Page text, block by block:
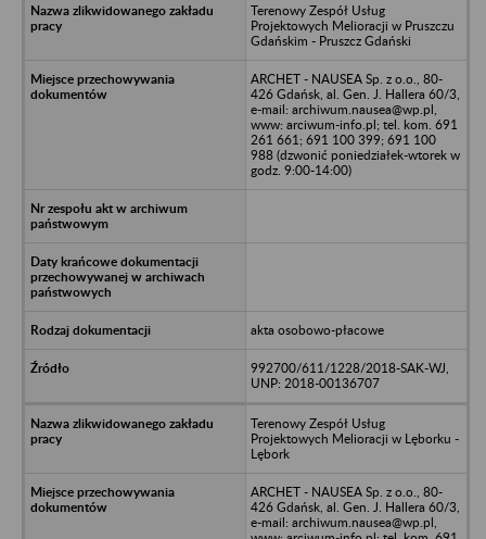
Terenowy Zespół Usług
Projektowych Melioracji w Pruszczu
Gdańskim - Pruszcz Gdański
ARCHET - NAUSEA Sp. z o.o., 80-
426 Gdańsk, al. Gen. J. Hallera 60/3,
e-mail: archiwum.nausea@wp.pl,
www: arciwum-info.pl; tel. kom. 691
261 661; 691 100 399; 691 100
988 (dzwonić poniedziałek-wtorek w
godz. 9:00-14:00)
akta osobowo-płacowe
992700/611/1228/2018-SAK-WJ,
UNP: 2018-00136707
Terenowy Zespół Usług
Projektowych Melioracji w Lęborku -
Lębork
ARCHET - NAUSEA Sp. z o.o., 80-
426 Gdańsk, al. Gen. J. Hallera 60/3,
e-mail: archiwum.nausea@wp.pl,